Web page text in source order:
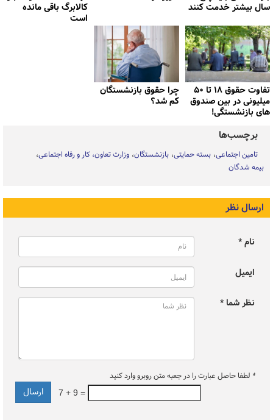
سال بیشتر خدمت کنند کالابرگ باقی مانده
است
تفاوت حقوق ۱۸ تا ۵۰
میلیونی در بین صندوق
های بازنشستگی!
چرا حقوق بازنشستگان
کم شد؟
برچسب‌ها
تامین اجتماعی بسته حمایتی بازنشستگان وزارت تعاون، کار و رفاه اجتماعی
بیمه شدگان
ارسال نظر
نام *
ایمیل
نظر شما *
* لطفا حاصل عبارت را در جعبه متن روبرو وارد کنید
7 + 9 =